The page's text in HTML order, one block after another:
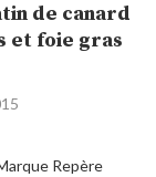
de canard
et foie gras
Repère